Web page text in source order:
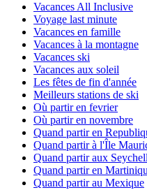
Vacances All Inclusive
Voyage last minute
Vacances en famille
Vacances à la montagne
Vacances ski
Vacances aux soleil
Les fêtes de fin d'année
Meilleurs stations de ski
Où partir en fevrier
Où partir en novembre
Quand partir en
Quand partir à l'Île
Quand partir aux
Quand partir en
Quand partir au Mexique